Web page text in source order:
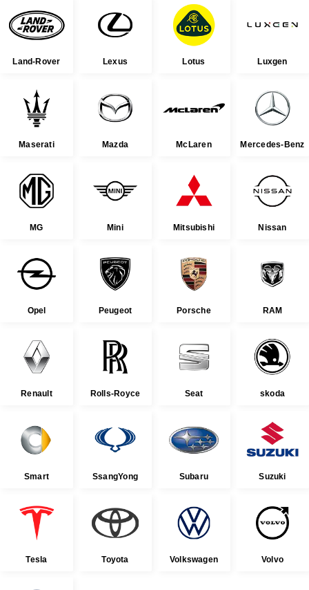
Land-Rover Lexus Lotus Luxgen
Maserati Mazda McLaren Mercedes-Benz
MG Mini Mitsubishi Nissan
Opel Peugeot Porsche RAM
Renault Rolls-Royce Seat skoda
Smart SsangYong Subaru Suzuki
Tesla Toyota Volkswagen Volvo